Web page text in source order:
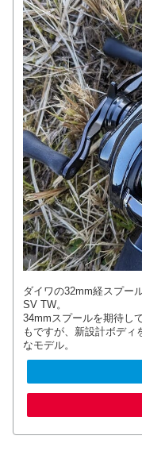
ダイワの32mm経スプー
SV TW。
34mmスプールを期待し
もですが、新設計ボディ
なモデル。